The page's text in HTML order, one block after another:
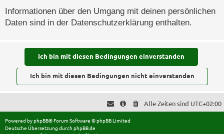
Informationen über den Umgang mit deinen persönlichen
Daten sind in der Datenschutzerklärung enthalten.
Alle Zeiten sind UTC+02:00
Powered byphpBB® Forum Software © phpBB Limited
Deutsche Übersetzung durch phpBB.de